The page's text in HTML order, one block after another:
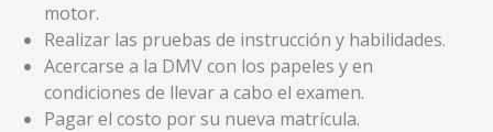
motor.
Realizar las pruebas de instrucción y habilidades.
Acercarse a la DMV con los papeles y en
condiciones de llevar a cabo el examen.
Pagar el costo por su nueva matrícula.